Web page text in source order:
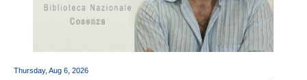
Thursday, Aug 6, 2026